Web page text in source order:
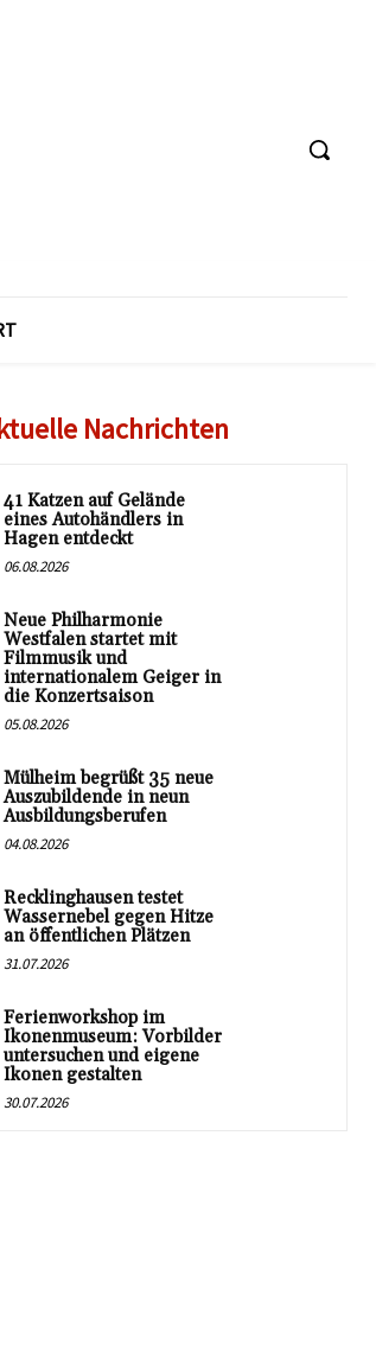
Nachrichten
41 Katzen auf Gelände
eines Autohändlers in
Hagen entdeckt
06.08.2026
Neue Philharmonie
Westfalen startet mit
Filmmusik und
internationalem Geiger in
die Konzertsaison
05.08.2026
Mülheim begrüßt 35 neue
Auszubildende in neun
Ausbildungsberufen
04.08.2026
Recklinghausen testet
Wassernebel gegen Hitze
an öffentlichen Plätzen
31.07.2026
Ferienworkshop im
Ikonenmuseum: Vorbilder
untersuchen und eigene
Ikonen gestalten
30.07.2026